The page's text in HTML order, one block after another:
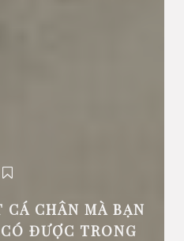
CHÂN MÀ BẠN
ĐƯỢC TRONG